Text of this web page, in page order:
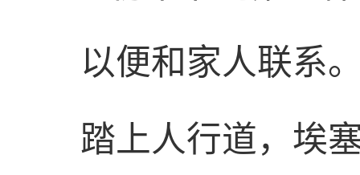
以便和家人联系
踏上人行道，埃